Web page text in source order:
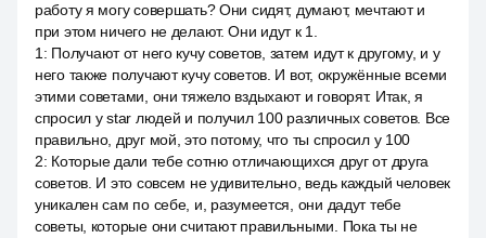
работу я могу совершать? Они сидят, думают, мечтают и
при этом ничего не делают. Они идут к 1.
1 : Получают от него кучу советов, затем идут к другому, и у
него также получают кучу советов. И вот, окружённые всеми
этими советами, они тяжело вздыхают и говорят. Итак, я
спросил у star людей и получил 100 различных советов. Все
правильно, друг мой, это потому, что ты спросил у 100
2: Которые дали тебе сотню отличающихся друг от друга
советов. И это совсем не удивительно, ведь каждый человек
уникален сам по себе, и, разумеется, они дадут тебе
советы, которые они считают правильными. Пока ты не